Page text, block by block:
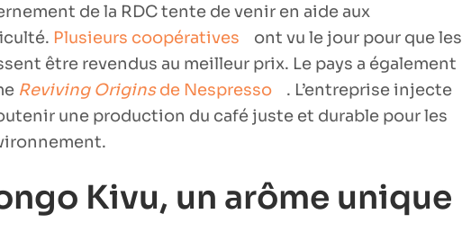
de la RDC tente de venir en aide aux
Plusieurs coopératives
ont vu le jour pour que les
être revendus au meilleur prix. Le pays a également
Reviving Originsde Nespresso
. L’entreprise injecte
une production du café juste et durable pour les
Kivu, un arôme unique